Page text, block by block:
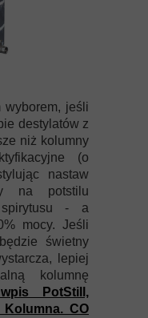
wyborem, jeśli
destylatów z
niż kolumny
(o
nastaw
na potstilu
spirytusu - a
mocy. Jeśli
świetny
lepiej
kolumnę
PotStill,
Kolumna. CO